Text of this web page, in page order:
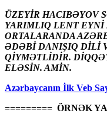
ÜZEYİR HACIBƏYOV
YARIMLIQ LENT
ORTALARANDA
ƏDƏBİ DANIŞIQ DİLİ
QİYMƏTLİDİR.
ELƏSİN. AMİN.
Azərbaycanın İlk Veb
========= ÖRNƏK